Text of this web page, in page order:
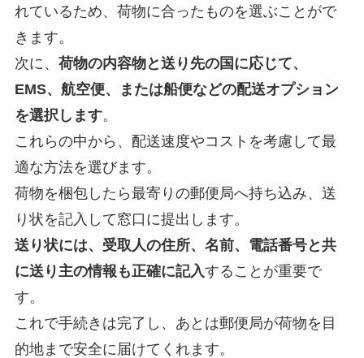
れているため、荷物に合ったものを選ぶことがで
きます。
次に、 荷物の内容物と送り先の国に応じて、
EMS、航空便、または船便などの配送オプション
を選択します。
これらの中から、配送速度やコストを考慮して最
適な方法を選びます。
荷物を梱包したら最寄りの郵便局へ持ち込み、送
り状を記入して窓口に提出します。
送り状には、受取人の住所、名前、電話番号と共
に送り主の情報も正確に記入することが重要で
す。
これで手続きは完了し、あとは郵便局が荷物を目
的地まで安全に届けてくれます。